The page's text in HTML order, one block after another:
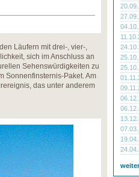
Läufern mit drei-, vier-,
sich im Anschluss an
Sehenswürdigkeiten zu
Sonnenfinsternis-Paket. Am
das unter anderem